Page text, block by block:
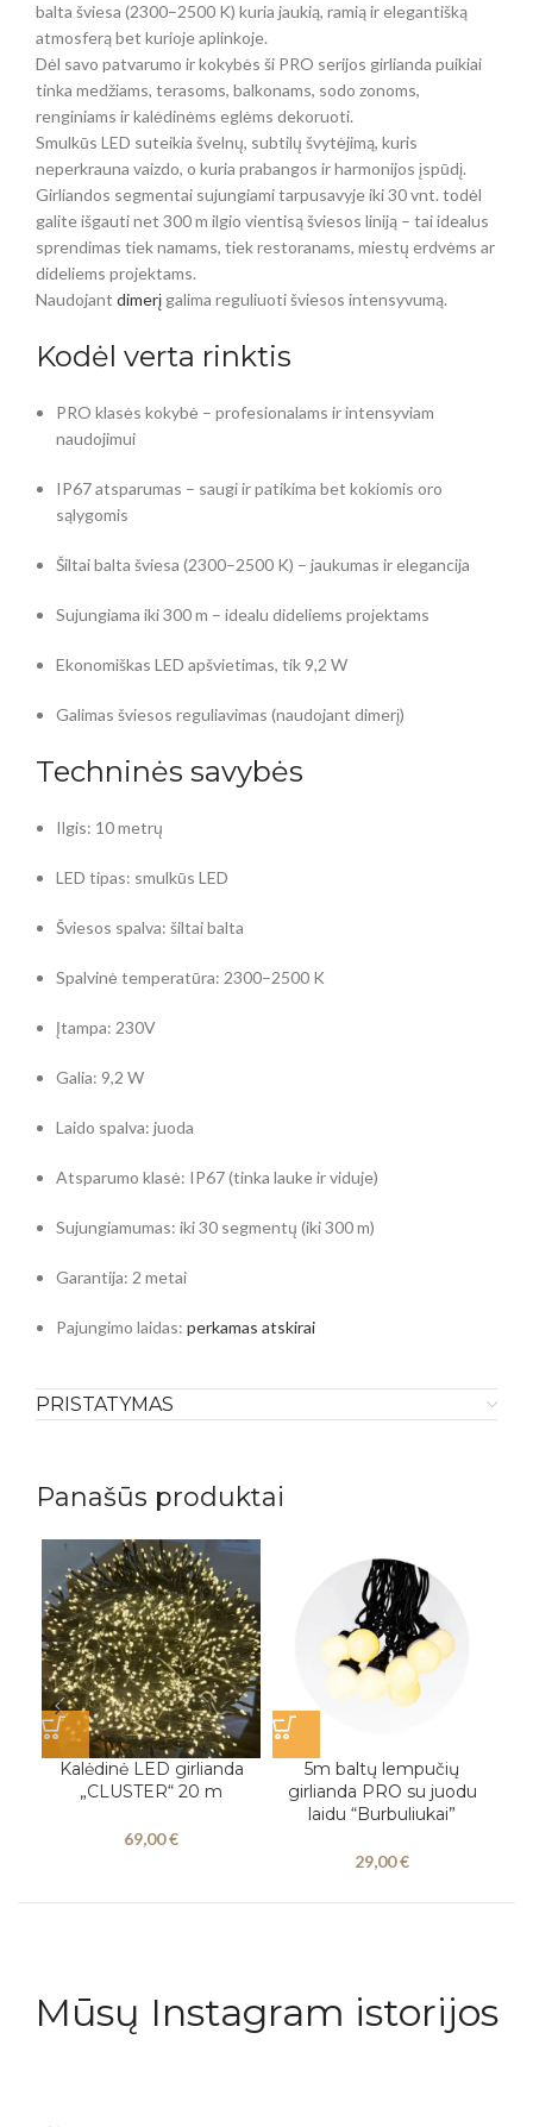
balta šviesa (2300–2500 K) kuria jaukią, ramią ir elegantišką
atmosferą bet kurioje aplinkoje.
Dėl savo patvarumo ir kokybės ši PRO serijos girlianda puikiai
tinka medžiams, terasoms, balkonams, sodo zonoms,
renginiams ir kalėdinėms eglėms dekoruoti.
Smulkūs LED suteikia švelnų, subtilų švytėjimą, kuris
neperkrauna vaizdo, o kuria prabangos ir harmonijos įspūdį.
Girliandos segmentai sujungiami tarpusavyje iki 30 vnt. todėl
galite išgauti net 300 m ilgio vientisą šviesos liniją – tai idealus
sprendimas tiek namams, tiek restoranams, miestų erdvėms ar
dideliems projektams.
Naudojant dimerį galima reguliuoti šviesos intensyvumą.
Kodėl verta rinktis
PRO klasės kokybė – profesionalams ir intensyviam
naudojimui
IP67 atsparumas – saugi ir patikima bet kokiomis oro
sąlygomis
Šiltai balta šviesa (2300–2500 K) – jaukumas ir elegancija
Sujungiama iki 300 m – idealu dideliems projektams
Ekonomiškas LED apšvietimas, tik 9,2 W
Galimas šviesos reguliavimas (naudojant dimerį)
Techninės savybės
Ilgis: 10 metrų
LED tipas: smulkūs LED
Šviesos spalva: šiltai balta
Spalvinė temperatūra: 2300–2500 K
Įtampa: 230V
Galia: 9,2 W
Laido spalva: juoda
Atsparumo klasė: IP67 (tinka lauke ir viduje)
Sujungiamumas: iki 30 segmentų (iki 300 m)
Garantija: 2 metai
Pajungimo laidas: perkamas atskirai
PRISTATYMAS
Panašūs produktai
Kalėdinė LED girlianda
„CLUSTER“ 20 m
69,00€
5m baltų lempučių
girlianda PRO su juodu
laidu “Burbuliukai”
29,00€
Mūsų Instagram istorijos